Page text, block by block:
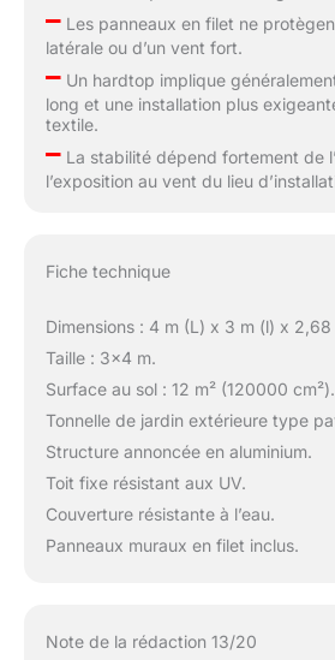
–Les panneaux en filet ne
latérale ou d’un vent fort.
–Un hardtop implique
long et une installation plus
textile.
–La stabilité dépend fortement de
l’exposition au vent du lieu
Fiche technique
Dimensions : 4 m (L) x 3 m (l) x 2,68
Taille : 3×4 m.
Surface au sol : 12 m² (120000 cm²).
Tonnelle de jardin extérieure type
Structure annoncée en aluminium.
Toit fixe résistant aux UV.
Couverture résistante à l’eau.
Panneaux muraux en filet inclus.
Note de la rédaction 13/20